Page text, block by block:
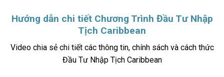
Hướng dẫn chi tiết Chương Trình Đầu Tư Nhập
Tịch Caribbean
Video chia sẻ chi tiết các thông tin, chính sách và cách thức
Đầu Tư Nhập Tịch Caribbean